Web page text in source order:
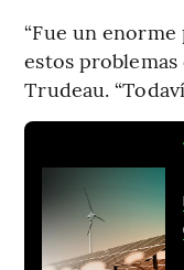
“Fue un
estos
Trudeau.